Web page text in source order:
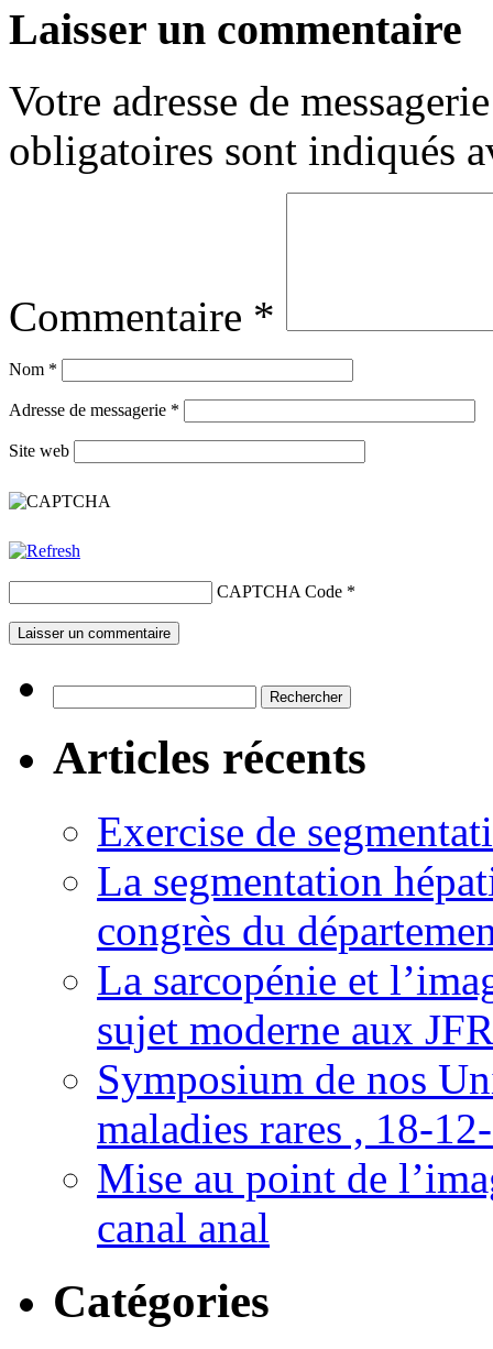
Laisser un commentaire
Votre adresse de
obligatoires sont indiqués
Commentaire *
Nom *
Adresse de messagerie *
Site web
CAPTCHA Code *
Articles récents
Exercise de
La segmentation
congrès du
La sarcopénie et
sujet moderne aux
Symposium de nos
maladies rares , 18-
Mise au point de
canal anal
Catégories